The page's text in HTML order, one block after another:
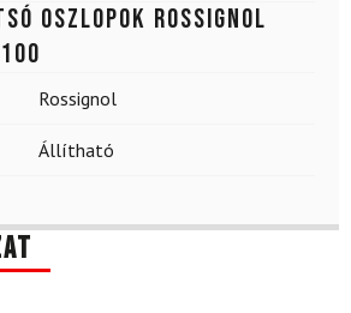
oszlopok ROSSIGNOL
Rossignol
Állítható